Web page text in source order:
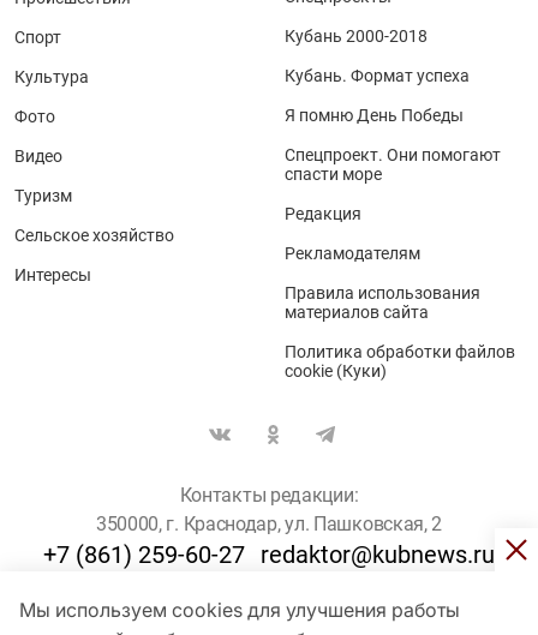
Мы используем cookies для улучшения работы
Спорт
Культура
Фото
Видео
Туризм
Сельское хозяйство
Интересы
Кубань 2000-2018
Кубань. Формат успеха
Я помню День Победы
Спецпроект. Они помогают
спасти море
Редакция
Рекламодателям
Правила использования
материалов сайта
Политика обработки файлов
cookie (Куки)
Контакты редакции:
350000, г. Краснодар, ул. Пашковская, 2
+7 (861) 259-60-27 redaktor@kubnews.ru
Для пользователей старше 16 лет